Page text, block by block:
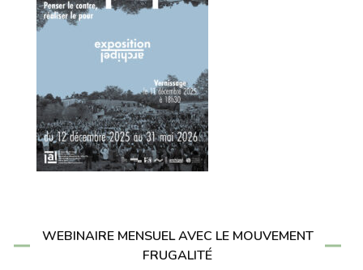
WEBINAIRE MENSUEL AVEC LE MOUVEMENT
FRUGALITÉ